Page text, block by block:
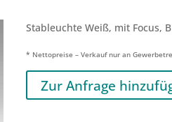
Stableuchte Weiß, mit Focus,
* Nettopreise – Verkauf nur an
Zur Anfrage